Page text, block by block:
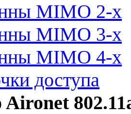
MIMO 2-x
MIMO 3-x
MIMO 4-x
доступа
Aironet